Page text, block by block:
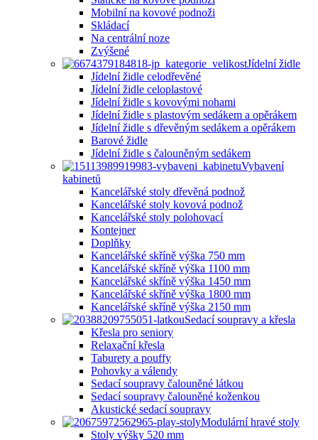
Mobilní na kovové podnoži
Skládací
Na centrální noze
Zvýšené
Jídelní židle
Jídelní židle celodřevěné
Jídelní židle celoplastové
Jídelní židle s kovovými nohami
Jídelní židle s plastovým sedákem a opěrákem
Jídelní židle s dřevěným sedákem a opěrákem
Barové židle
Jídelní židle s čalouněným sedákem
Vybavení
kabinetů
Kancelářské stoly dřevěná podnož
Kancelářské stoly kovová podnož
Kancelářské stoly polohovací
Kontejner
Doplňky
Kancelářské skříně výška 750 mm
Kancelářské skříně výška 1100 mm
Kancelářské skříně výška 1450 mm
Kancelářské skříně výška 1800 mm
Kancelářské skříně výška 2150 mm
Sedací soupravy a křesla
Křesla pro seniory
Relaxační křesla
Taburety a pouffy
Pohovky a válendy
Sedací soupravy čalouněné látkou
Sedací soupravy čalouněné koženkou
Akustické sedací soupravy
Modulární hravé stoly
Stoly výšky 520 mm